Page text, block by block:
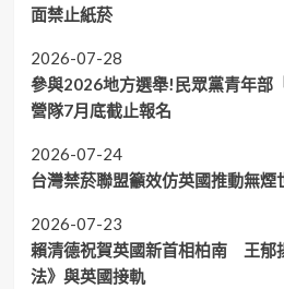
面禁止紙菸
2026-07-28
參與2026地方選舉!民眾黨青年部
營隊7月底截止報名
2026-07-24
台灣禁菸聯盟籲效仿英國推動無
2026-07-23
賴清德祝賀英國新首相柏南 王郁
法》與英國接軌